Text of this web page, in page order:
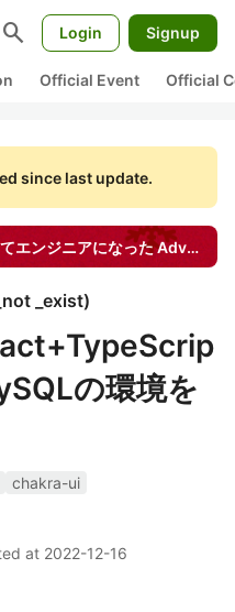
search Login Signup
Official Event Official
since last update.
エンジニアになったAdvent Calendar
_exist)
の環境を
chakra-ui
at 2022-12-16